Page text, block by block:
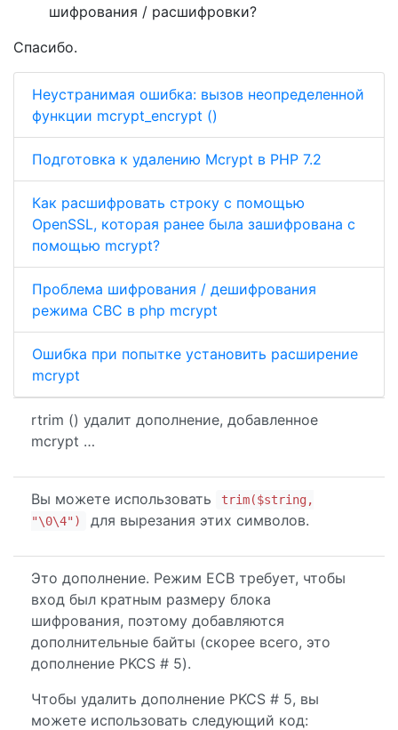
шифрования / расшифровки?
Спасибо.
Неустранимая ошибка: вызов неопределенной
функции mcrypt_encrypt ()
Подготовка к удалению Mcrypt в PHP 7.2
Как расшифровать строку с помощью
OpenSSL, которая ранее была зашифрована с
помощью mcrypt?
Проблема шифрования / дешифрования
режима CBC в php mcrypt
Ошибка при попытке установить расширение
mcrypt
rtrim () удалит дополнение, добавленное
mcrypt …
Вы можете использовать
trim($string,
"\0\4")
для вырезания этих символов.
Это дополнение. Режим ECB требует, чтобы
вход был кратным размеру блока
шифрования, поэтому добавляются
дополнительные байты (скорее всего, это
дополнение PKCS # 5).
Чтобы удалить дополнение PKCS # 5, вы
можете использовать следующий код: